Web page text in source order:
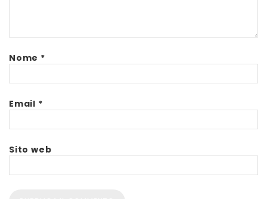
Nome *
Email *
Sito web